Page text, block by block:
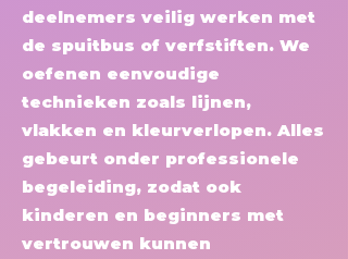
deelnemers veilig werken met
de spuitbus of verfstiften. We
oefenen eenvoudige
technieken zoals lijnen,
vlakken en kleurverlopen. Alles
gebeurt onder professionele
begeleiding, zodat ook
kinderen en beginners met
vertrouwen kunnen